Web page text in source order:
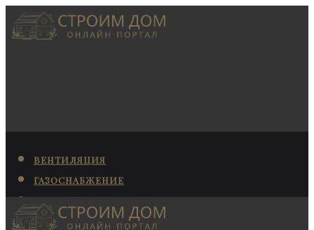
ВЕНТИЛЯЦИЯ
ГАЗОСНАБЖЕНИЕ
КАНАЛИЗАЦИЯ
КОНДИЦИОНИРОВАНИЕ